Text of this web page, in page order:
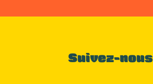
Suivez-nous